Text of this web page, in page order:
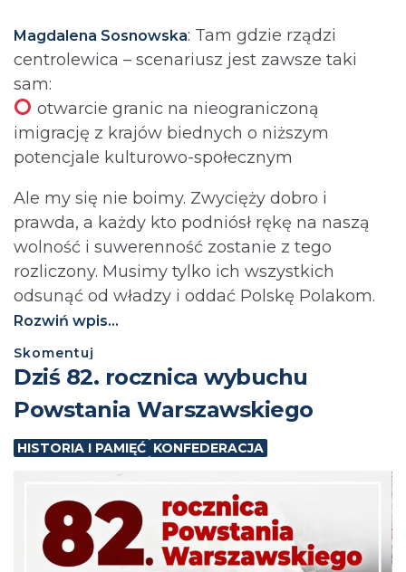
Magdalena Sosnowska: Tam gdzie rządzi
centrolewica – scenariusz jest zawsze taki
sam:
otwarcie granic na nieograniczoną
imigrację z krajów biednych o niższym
potencjale kulturowo-społecznym
Ale my się nie boimy. Zwycięży dobro i
prawda, a każdy kto podniósł rękę na naszą
wolność i suwerenność zostanie z tego
rozliczony. Musimy tylko ich wszystkich
odsunąć od władzy i oddać Polskę Polakom.
Rozwiń wpis...
Skomentuj
Dziś 82. rocznica wybuchu
Powstania Warszawskiego
HISTORIA I PAMIĘĆ KONFEDERACJA